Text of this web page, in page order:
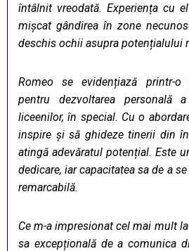
întâlnit vreodată. Experiența cu
mișcat gândirea în zone
deschis ochii asupra potențialului
Romeo se evidențiază printr-o
pentru dezvoltarea personală
liceenilor, în special. Cu o
inspire și să ghideze tinerii din
atingă adevăratul potențial. Este
dedicare, iar capacitatea sa de a
remarcabilă.
Ce m-a impresionat cel mai mult
sa excepțională de a comunica